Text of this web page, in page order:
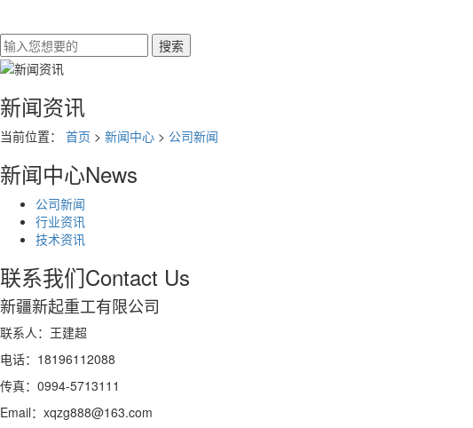
新闻资讯
当前位置： 首页 > 新闻中心 > 公司新闻
新闻中心News
公司新闻
行业资讯
技术资讯
联系我们Contact Us
新疆新起重工有限公司
联系人：王建超
电话：18196112088
传真：0994-5713111
Email：xqzg888@163.com